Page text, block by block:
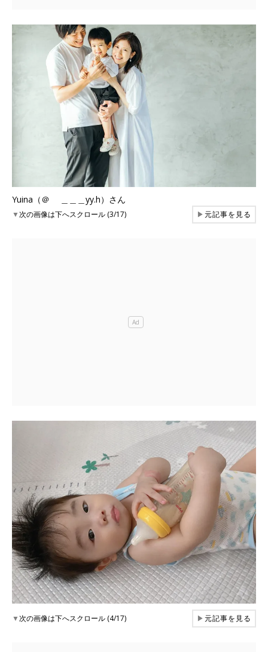
Yuina（＠ ＿＿＿yy.h）さん
▼次の画像は下へスクロール (3/17) ▶元記事を見る
▼次の画像は下へスクロール (4/17) ▶元記事を見る